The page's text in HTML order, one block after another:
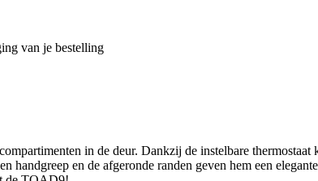
van je bestelling
in de deur. Dankzij de instelbare thermostaat
handgreep en de afgeronde randen geven hem een